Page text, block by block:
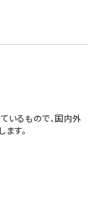
いるもので、国内外
す。